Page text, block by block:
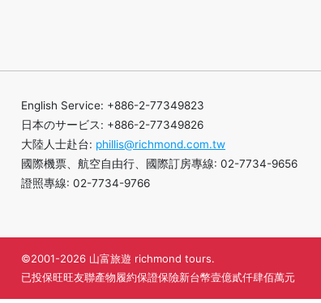
English Service: +886-2-77349823
日本のサービス: +886-2-77349826
大陸人士赴台: phillis@richmond.com.tw
國際機票、航空自由行、國際訂房專線: 02-7734-9656
證照專線: 02-7734-9766
©2001-2026 山富旅遊 richmond tours.
已投保旺旺友聯產物履約保證保險新台幣壹億貳仟肆佰萬元